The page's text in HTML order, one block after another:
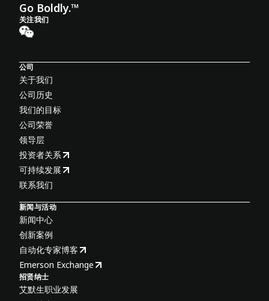
Go Boldly.™
关注我们
公司
关于我们
公司历史
我们的目标
公司荣誉
领导层
投资者关系
可持续发展
联系我们
新闻与活动
新闻中心
创新案例
自动化专家博客
Emerson Exchange
招贤纳士
艾默生职业发展